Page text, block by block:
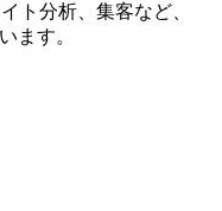
ト分析、集客など、
ます。